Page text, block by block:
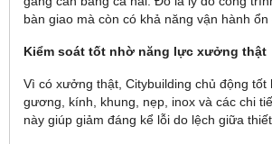
bàn giao mà còn có khả năng vận hành ổn
Kiểm soát tốt nhờ năng lực xưởng thật
Vì có xưởng thật, Citybuilding chủ động tốt
gương, kính, khung, nẹp, inox và các chi
này giúp giảm đáng kể lỗi do lệch giữa